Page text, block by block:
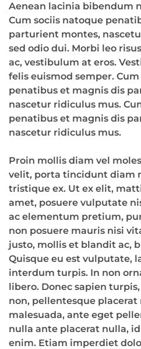
Aenean lacinia bibendum
Cum sociis natoque
parturient montes,
sed odio dui. Morbi leo
ac, vestibulum at eros.
felis euismod semper.
penatibus et magnis dis
nascetur ridiculus mus.
penatibus et magnis dis
nascetur ridiculus mus.
Proin mollis diam vel
velit, porta tincidunt diam
tristique ex. Ut ex elit,
amet, posuere vulputate
ac elementum pretium,
non posuere mauris nisi
justo, mollis et blandit ac,
Quisque eu est vulputate,
interdum turpis. In non
libero. Donec sapien
non, pellentesque placerat
malesuada, ante eget
nulla ante placerat nulla,
enim. Etiam imperdiet